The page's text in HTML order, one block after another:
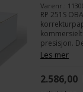
Varenr.:
RP 251S
presisjon.
fasen og er
Les mer
2.586,00